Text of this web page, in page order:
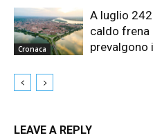
Cronaca
A luglio
caldo frena
prevalgono
LEAVE A REPLY